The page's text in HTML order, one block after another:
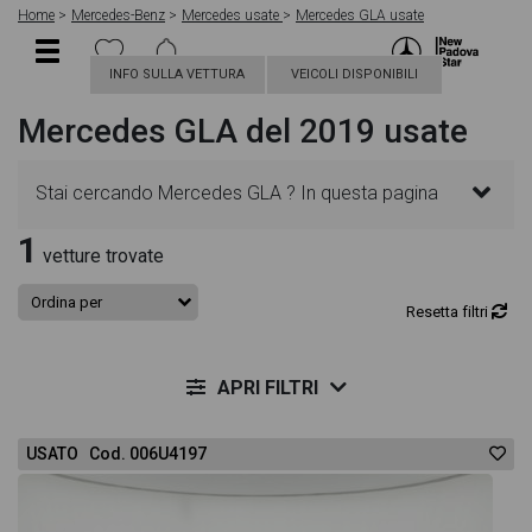
Home Mercedes-Benz Mercedes usate Mercedes GLA usate
INFO SULLA VETTURA VEICOLI DISPONIBILI
Mercedes GLA del 2019 usate
Stai cercando Mercedes GLA ? In questa pagina
troverai le migliori offerte per acquistare un veicolo
Mercedes usato. Le schede veicolo sono
sono presenti informazioni essenziali come
1 vetture trovate
Resetta filtri
APRI FILTRI
USATO Cod. 006U4197